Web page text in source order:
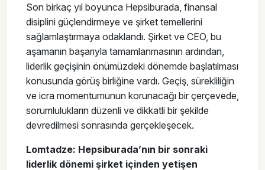
Son birkaç yıl boyunca Hepsiburada, finansal
disiplini güçlendirmeye ve şirket temellerini
sağlamlaştırmaya odaklandı. Şirket ve CEO, bu
aşamanın başarıyla tamamlanmasının ardından,
liderlik geçişinin önümüzdeki dönemde başlatılması
konusunda görüş birliğine vardı. Geçiş, sürekliliğin
ve icra momentumunun korunacağı bir çerçevede,
sorumlulukların düzenli ve dikkatli bir şekilde
devredilmesi sonrasında gerçekleşecek.
Lomtadze: Hepsiburada’nın bir sonraki
liderlik dönemi şirket içinden yetişen